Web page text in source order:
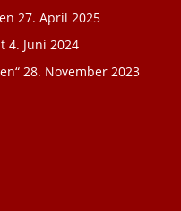
27. April 2025
4. Juni 2024
28. November 2023